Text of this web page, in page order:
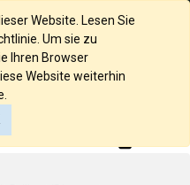
Website. Lesen Sie
Um sie zu
Ihren Browser
Website weiterhin